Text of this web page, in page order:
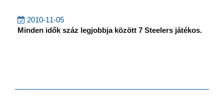
2010-11-05
Minden idők száz legjobbja között 7 Steelers játékos.